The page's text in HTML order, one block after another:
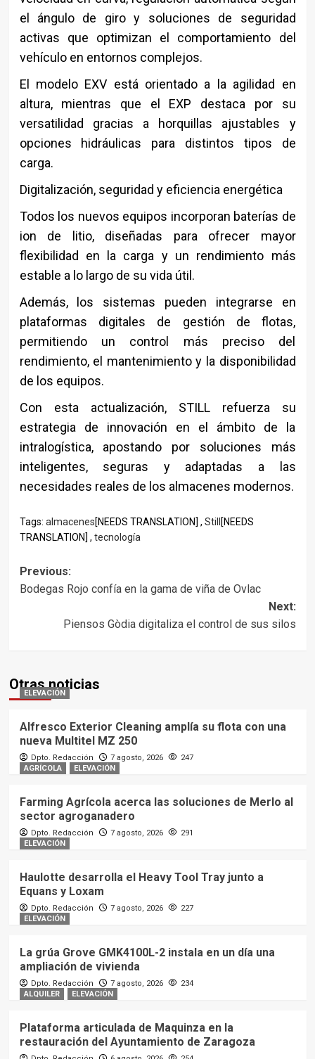
el ángulo de giro y soluciones de seguridad
activas que optimizan el comportamiento del
vehículo en entornos complejos.
El modelo EXV está orientado a la agilidad en
altura, mientras que el EXP destaca por su
versatilidad gracias a horquillas ajustables y
opciones hidráulicas para distintos tipos de
carga.
Digitalización, seguridad y eficiencia energética
Todos los nuevos equipos incorporan baterías de
ion de litio, diseñadas para ofrecer mayor
flexibilidad en la carga y un rendimiento más
estable a lo largo de su vida útil.
Además, los sistemas pueden integrarse en
plataformas digitales de gestión de flotas,
permitiendo un control más preciso del
rendimiento, el mantenimiento y la disponibilidad
de los equipos.
Con esta actualización, STILLrefuerza su
estrategia de innovación en el ámbito de la
intralogística, apostando por soluciones más
inteligentes, seguras y adaptadas a las
necesidades reales de los almacenes modernos.
Tags: almacenes[NEEDS TRANSLATION] , Still [NEEDS
TRANSLATION] , tecnología
Post
navigation
Previous:
Bodegas Rojo confía en la gama de viña de Ovlac
Next:
Piensos Gòdia digitaliza el control de sus silos
Otras noticias
ELEVACIÓN
Alfresco Exterior Cleaning amplía su flota con una
nueva Multitel MZ 250
Dpto. Redacción 7 agosto, 2026
247
AGRÍCOLA
ELEVACIÓN
Farming Agrícola acerca las soluciones de Merlo al
sector agroganadero
Dpto. Redacción 7 agosto, 2026
291
ELEVACIÓN
Haulotte desarrolla el Heavy Tool Tray junto a
Equans y Loxam
Dpto. Redacción 7 agosto, 2026
227
ELEVACIÓN
La grúa Grove GMK4100L-2 instala en un día una
ampliación de vivienda
Dpto. Redacción 7 agosto, 2026
234
ALQUILER
ELEVACIÓN
Plataforma articulada de Maquinza en la
restauración del Ayuntamiento de Zaragoza